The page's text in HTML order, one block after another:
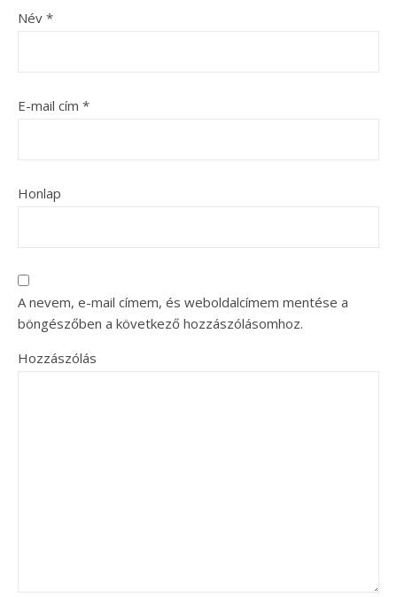
Név *
E-mail cím *
Honlap
A nevem, e-mail címem, és weboldalcímem mentése a
böngészőben a következő hozzászólásomhoz.
Hozzászólás